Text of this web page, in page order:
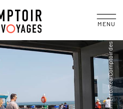
MENU